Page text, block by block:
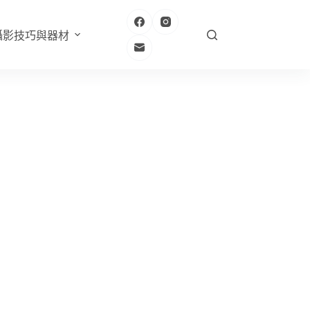
影技巧與器材